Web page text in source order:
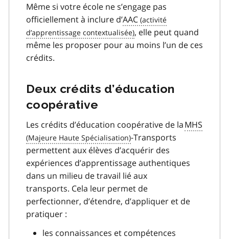
Même si votre école ne s’engage pas
officiellement à inclure d’AAC
, elle peut quand
même les proposer pour au moins l’un de ces
crédits.
Deux crédits d’éducation
coopérative
Les crédits d’éducation coopérative de laMHS
-Transports
permettent aux élèves d’acquérir des
expériences d’apprentissage authentiques
dans un milieu de travail lié aux
transports. Cela leur permet de
perfectionner, d’étendre, d’appliquer et de
pratiquer :
les connaissances et compétences